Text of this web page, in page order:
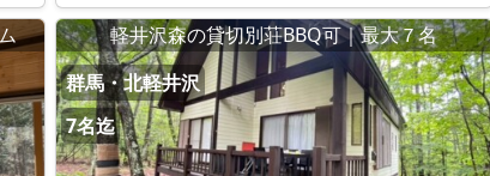
軽井沢森の貸切別荘BBQ可｜最大７名
群馬・北軽井沢
7名迄